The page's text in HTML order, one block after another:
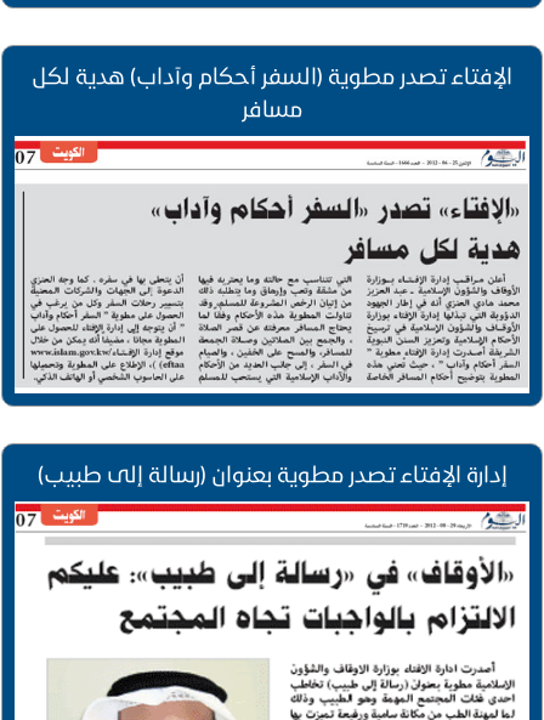
الإفتاء تصدر مطوية (السفر أحكام وآداب) هدية لكل
مسافر
إدارة الإفتاء تصدر مطوية بعنوان (رسالة إلى طبيب)